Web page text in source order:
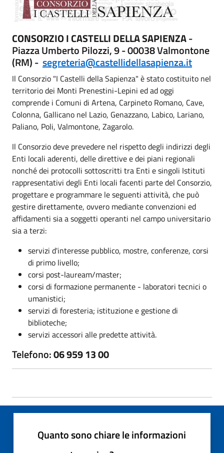
CONSORZIO I CASTELLI DELLA SAPIENZA-
Piazza Umberto Pilozzi, 9 - 00038 Valmontone
(RM) - segreteria@castellidellasapienza.it
Il Consorzio "I Castelli della Sapienza" è stato costituito nel
territorio dei Monti Prenestini-Lepini ed ad oggi
comprende i Comuni di Artena, Carpineto Romano, Cave,
Colonna, Gallicano nel Lazio, Genazzano, Labico, Lariano,
Paliano, Poli, Valmontone, Zagarolo.
Il Consorzio deve prevedere nel rispetto degli indirizzi degli
Enti locali aderenti, delle direttive e dei piani regionali
nonché dei protocolli sottoscritti tra Enti e singoli Istituti
rappresentativi degli Enti locali facenti parte del Consorzio,
progettare e programmare le seguenti attività, che può
gestire direttamente, ovvero mediante convenzioni ed
affidamenti sia a soggetti operanti nel campo universitario
sia a terzi:
servizi d'interesse pubblico, mostre, conferenze, corsi
di primo livello;
corsi post-lauream/master;
corsi di formazione permanente - laboratori tecnici o
umanistici;
servizi di foresteria; istituzione e gestione di
biblioteche;
servizi accessori alle predette attività.
Telefono:06 959 13 00
Quanto sono chiare le informazioni